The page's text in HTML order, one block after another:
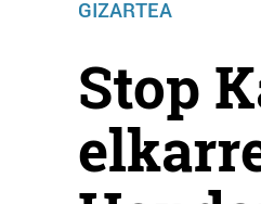
GIZARTEA
Stop